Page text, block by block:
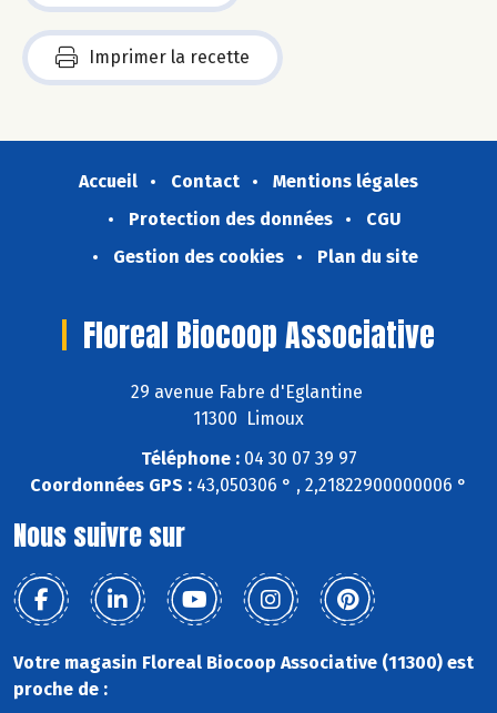
Imprimer la recette
Accueil Contact
Mentions légales
Protection des données
CGU
Gestion des cookies
Plan du site
Floreal Biocoop Associative
29 avenue Fabre d'Eglantine
11300 Limoux
Téléphone :04 30 07 39 97
Coordonnées GPS : 43,050306 ° , 2,21822900000006 °
Nous suivre sur
Votre magasin Floreal Biocoop Associative (11300) est
proche de :